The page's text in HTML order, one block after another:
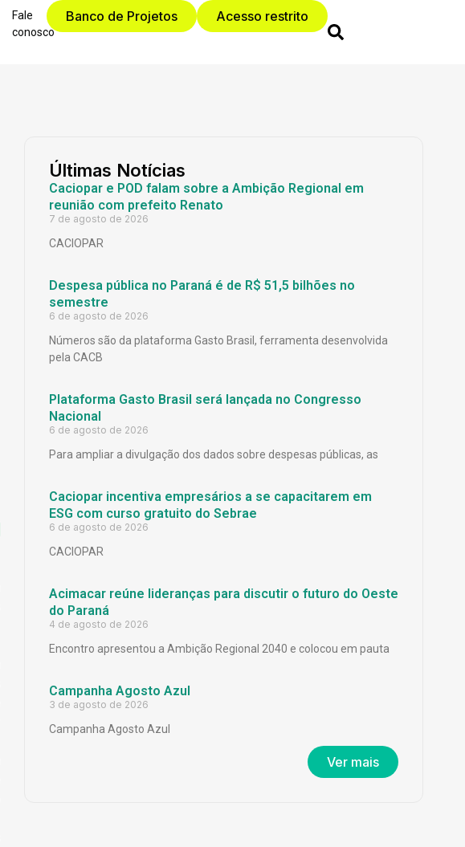
Fale
conosco
Banco de Projetos Acesso restrito
Últimas Notícias
Caciopar e POD falam sobre a Ambição Regional em
reunião com prefeito Renato
7 de agosto de 2026
CACIOPAR
Despesa pública no Paraná é de R$ 51,5 bilhões no
semestre
6 de agosto de 2026
Números são da plataforma Gasto Brasil, ferramenta desenvolvida
pela CACB
Plataforma Gasto Brasil será lançada no Congresso
Nacional
6 de agosto de 2026
Para ampliar a divulgação dos dados sobre despesas públicas, as
Caciopar incentiva empresários a se capacitarem em
ESG com curso gratuito do Sebrae
6 de agosto de 2026
CACIOPAR
Acimacar reúne lideranças para discutir o futuro do Oeste
do Paraná
4 de agosto de 2026
Encontro apresentou a Ambição Regional 2040 e colocou em pauta
Campanha Agosto Azul
3 de agosto de 2026
Campanha Agosto Azul
Ver mais